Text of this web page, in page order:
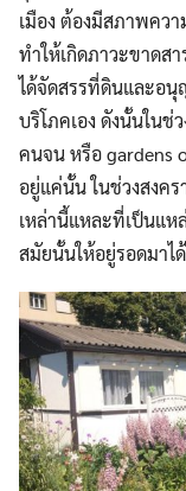
เมือง ต้องมีสภาพคว
ทำให้เกิดภาวะขาดส
ได้จัดสรรที่ดินและอนุ
บริโภคเอง ดังนั้นในช่
คนจน หรือ gardens
อยู่แค่นั้น ในช่วงสงคร
เหล่านี้แหละที่เป็นแห
สมัยนั้นให้อยู่รอดมาไ